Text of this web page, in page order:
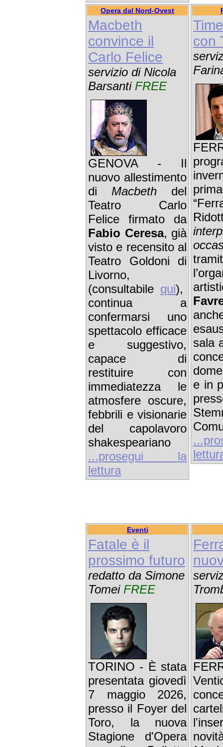
Opera dal Nord-Ovest
Macbeth
convince il
Carlo Felice
servizio di Nicola
Barsanti FREE
GENOVA - Il
nuovo allestimento
di Macbeth del
Teatro Carlo
Felice firmato da
Fabio Ceresa, già
visto e recensito al
Teatro Goldoni di
Livorno,
(consultabile qui),
continua a
confermarsi uno
spettacolo efficace
e suggestivo,
capace di
restituire con
immediatezza le
atmosfere oscure,
febbrili e visionarie
del capolavoro
shakespeariano
...prosegui la
lettura
con
sala
e in
Eventi
Fatale è il
prossimo futuro
redatto da Simone
Tomei FREE
TORINO - È stata
presentata giovedì
7 maggio 2026,
presso il Foyer del
Toro, la nuova
Stagione d'Opera